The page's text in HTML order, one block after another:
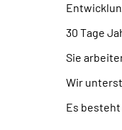
30 Tage
Sie
Wir
Es